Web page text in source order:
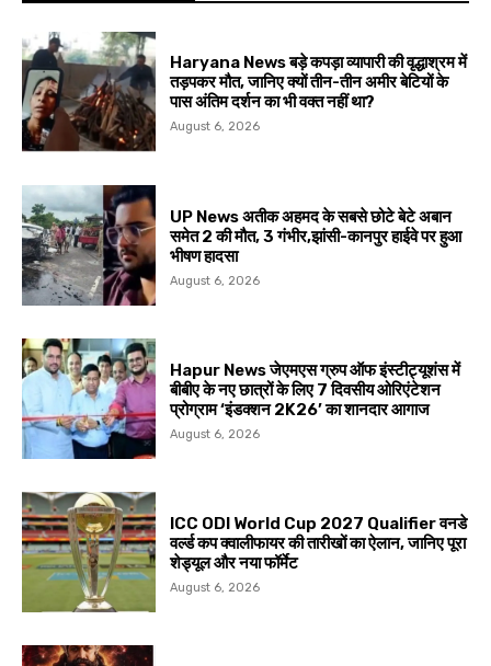
Haryana News बड़े कपड़ा व्यापारी की वृद्धाश्रम में
तड़पकर मौत, जानिए क्यों तीन-तीन अमीर बेटियों के
पास अंतिम दर्शन का भी वक्त नहीं था?
August 6, 2026
UP News अतीक अहमद के सबसे छोटे बेटे अबान
समेत 2 की मौत, 3 गंभीर,झांसी-कानपुर हाईवे पर हुआ
भीषण हादसा
August 6, 2026
Hapur News जेएमएस ग्रुप ऑफ इंस्टीट्यूशंस में
बीबीए के नए छात्रों के लिए 7 दिवसीय ओरिएंटेशन
प्रोग्राम ‘इंडक्शन 2K26’ का शानदार आगाज
August 6, 2026
ICC ODI World Cup 2027 Qualifier वनडे
वर्ल्ड कप क्वालीफायर की तारीखों का ऐलान, जानिए पूरा
शेड्यूल और नया फॉर्मेट
August 6, 2026